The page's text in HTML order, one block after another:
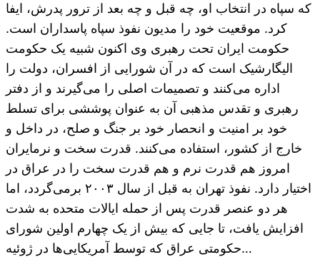
که سپاه در انتخاب او، چه قبل و چه بعد از ترور پدرش، ایفا
کرد. موقعیت خود را مدیون نفوذ سپاه پاسداران است.
حکومت ایران تحت رهبری وی اکنون شبیه یک حکومت
الیگارشیک است که در آن شورایی از افسران، دولت را
اداره می‌کنند و تصمیمات اصلی را می‌گیرند و از دفتر
رهبری و تقدس مذهبی آن به عنوان پوششی برای تسلط
خود بر امنیت و انحصار خود بر جنگ و صلح، در داخل و
خارج از کشور، استفاده می‌کنند. قدرت سخت و نرمایران
امروز هم قدرت نرم و هم قدرت سخت را در عراق در
اختیار دارد. نفوذ تهران به قبل از سال ۲۰۰۳ برمی‌گردد، اما
هر دو عنصر قدرت پس از حمله ایالات متحده به شدت
افزایش یافت، تا جایی که بیش از یک چهارم اولین شورای
حکومتی عراق که توسط آمریکایی‌ها در ژوئیه…